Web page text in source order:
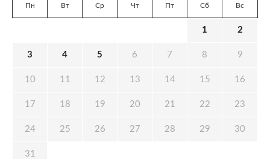
Пн Вт Ср Чт Пт Сб Вс
1 2
3 4 5 6 7 8 9
10 11 12 13 14 15 16
17 18 19 20 21 22 23
24 25 26 27 28 29 30
31